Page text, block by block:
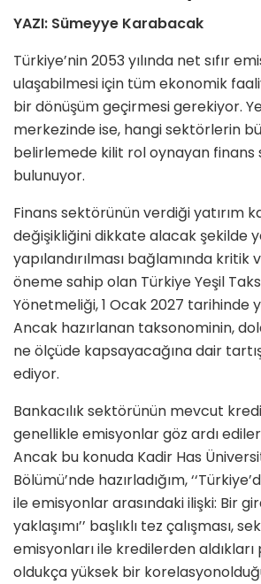
YAZI: Sümeyye Karabacak
Türkiye’nin2053 yılında net sıfır
ulaşabilmesi için tüm ekonomik
bir dönüşümgeçirmesi gerekiyor.
merkezinde ise, hangi sektörlerin
belirlemede kilit rol oynayan finans
bulunuyor.
Finans sektörünün verdiğiyatırım
değişikliğini dikkate alacak şekilde
yapılandırılması bağlamında kritik
öneme sahip olan Türkiye Yeşil
Yönetmeliği,1 Ocak 2027 tarihinde
Ancak hazırlanan taksonominin,
ne ölçüde kapsayacağına dair
ediyor.
Bankacılık sektörünün mevcut
genellikleemisyonlar göz ardı
Ancak bu konuda Kadir Has
Bölümü’nde hazırladığım, ‘‘
ile emisyonlar arasındaki ilişki: Bir
yaklaşımı’’ başlıklı tez çalışması,
emisyonları ile kredilerden aldıkları
oldukçayüksek bir korelasyon